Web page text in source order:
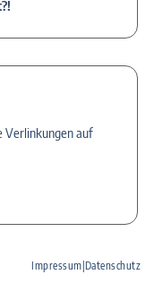
Verlinkungen auf
Impressum Datenschutz